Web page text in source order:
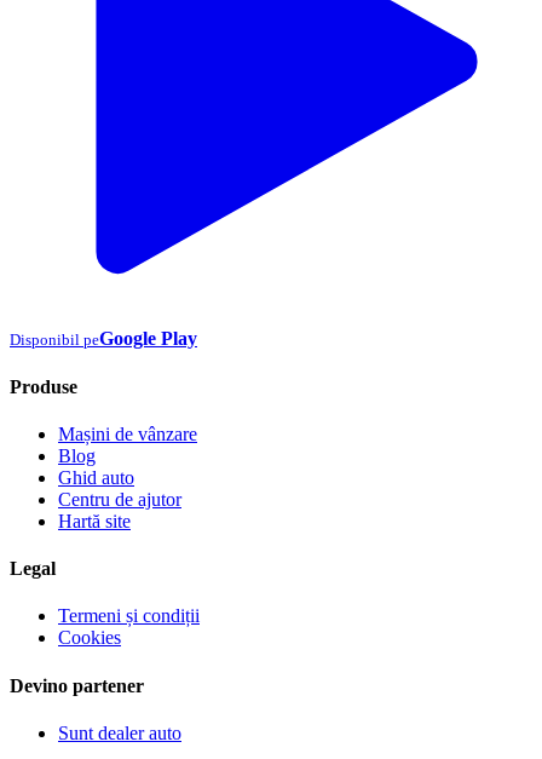
Disponibil peGoogle Play
Produse
Mașini de vânzare
Blog
Ghid auto
Centru de ajutor
Hartă site
Legal
Termeni și condiții
Cookies
Devino partener
Sunt dealer auto